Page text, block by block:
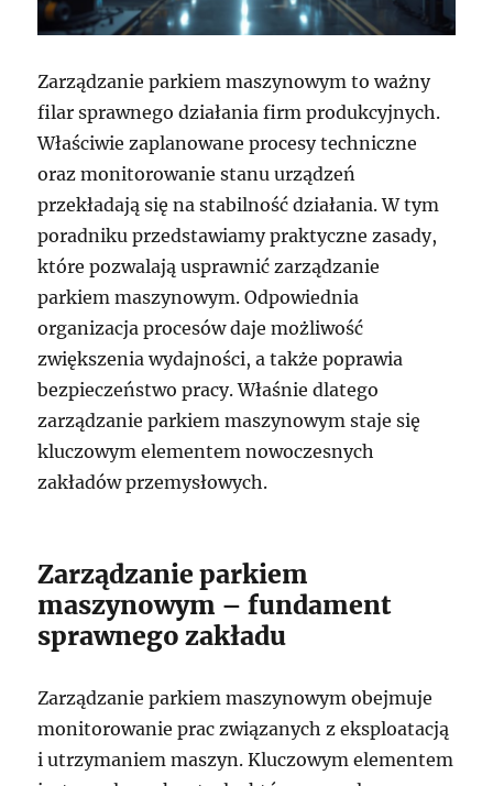
Zarządzanie parkiem maszynowym to ważny
filar sprawnego działania firm produkcyjnych.
Właściwie zaplanowane procesy techniczne
oraz monitorowanie stanu urządzeń
przekładają się na stabilność działania. W tym
poradniku przedstawiamy praktyczne zasady,
które pozwalają usprawnić zarządzanie
parkiem maszynowym. Odpowiednia
organizacja procesów daje możliwość
zwiększenia wydajności, a także poprawia
bezpieczeństwo pracy. Właśnie dlatego
zarządzanie parkiem maszynowym staje się
kluczowym elementem nowoczesnych
zakładów przemysłowych.
Zarządzanie parkiem
maszynowym – fundament
sprawnego zakładu
Zarządzanie parkiem maszynowym obejmuje
monitorowanie prac związanych z eksploatacją
i utrzymaniem maszyn. Kluczowym elementem